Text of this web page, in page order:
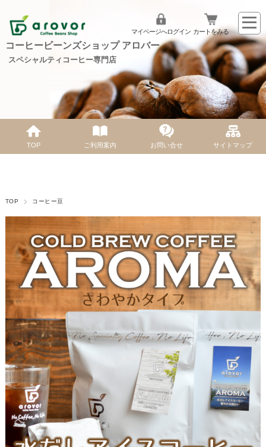
コーヒービーンズショップ アロバー
スペシャルティコーヒー専門店
マイページへログイン カートをみる
TOP ご利用案内 お問い合せ サイトマップ
TOP コーヒー豆